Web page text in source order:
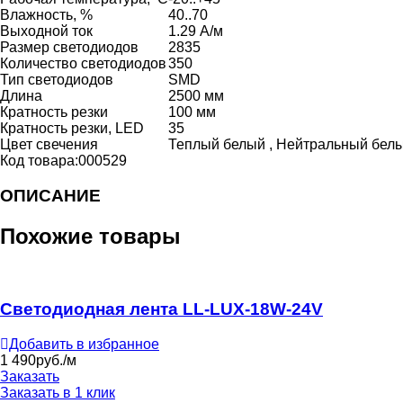
Влажность, %
40..70
Выходной ток
1.29 А/м
Размер светодиодов
2835
Количество светодиодов350
Тип светодиодов
SMD
Длина
2500 мм
Кратность резки
100 мм
Кратность резки, LED
35
Цвет свечения
Теплый белый , Нейтральный
Код товара:000529
ОПИСАНИЕ
Похожие товары
Светодиодная лента LL-LUX-18W-24V
Добавить в избранное
1 490руб./м
Заказать
Заказать в 1 клик